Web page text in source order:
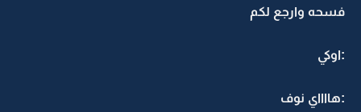
فسحه وارجع لكم
:اوكي
:هااااي نوف